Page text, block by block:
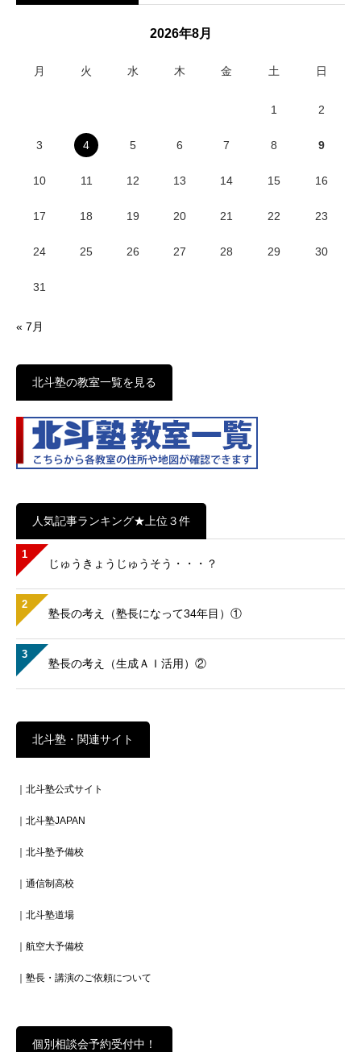
2026年8月
月 火 水 木 金 土 日
1 2
3 4 5 6 7 8 9
10 11 12 13 14 15 16
17 18 19 20 21 22 23
24 25 26 27 28 29 30
31
« 7月
北斗塾の教室一覧を見る
人気記事ランキング★上位３件
1
じゅうきょうじゅうそう・・・？
2
塾長の考え（塾長になって34年目）①
3
塾長の考え（生成ＡＩ活用）②
北斗塾・関連サイト
｜北斗塾公式サイト
｜北斗塾JAPAN
｜北斗塾予備校
｜通信制高校
｜北斗塾道場
｜航空大予備校
｜塾長・講演のご依頼について
個別相談会予約受付中！